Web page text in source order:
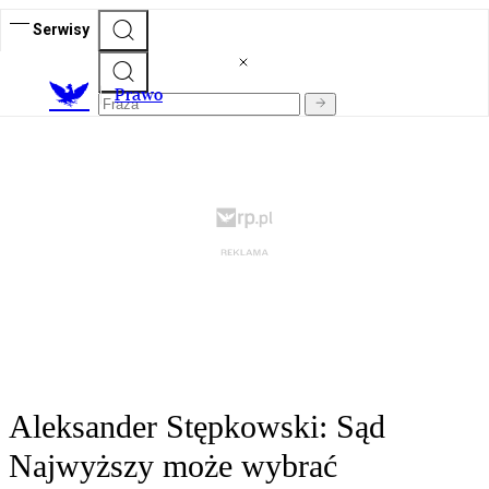
Serwisy
Prawo
Aleksander Stępkowski: Sąd
Najwyższy może wybrać